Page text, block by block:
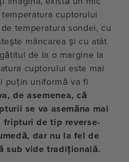
cuptorului
temperatura sondei, cu
mâncarea și cu atât
de la o margine la
cuptorului este mai
puțin uniformă va fi
de asemenea, că
se va asemăna mai
fripturi de tip reverse-
dar nu la fel de
sub vide tradițională.